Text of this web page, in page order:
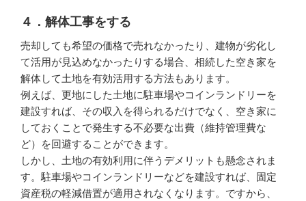
４．解体工事をする
売却しても希望の価格で売れなかったり、建物が劣化し
て活用が見込めなかったりする場合、相続した空き家を
解体して土地を有効活用する方法もあります。
例えば、更地にした土地に駐車場やコインランドリーを
建設すれば、その収入を得られるだけでなく、空き家に
しておくことで発生する不必要な出費（維持管理費な
ど）を回避することができます。
しかし、土地の有効利用に伴うデメリットも懸念されま
す。駐車場やコインランドリーなどを建設すれば、固定
資産税の軽減借置が適用されなくなります。ですから、